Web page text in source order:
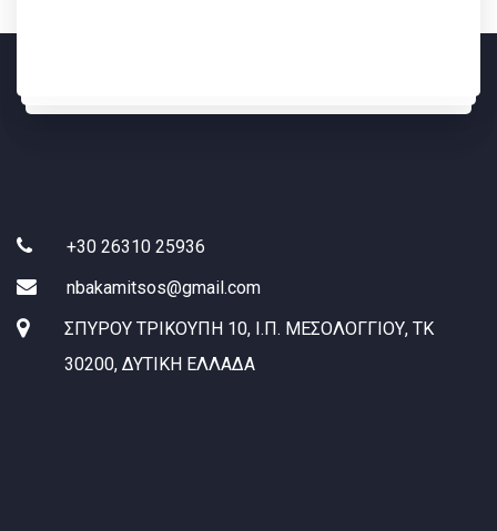
+30 26310 25936
nbakamitsos@gmail.com
ΣΠΥΡΟΥ ΤΡΙΚΟΥΠΗ 10, Ι.Π. ΜΕΣΟΛΟΓΓΙΟΥ, ΤΚ
30200, ΔΥΤΙΚΗ ΕΛΛΑΔΑ